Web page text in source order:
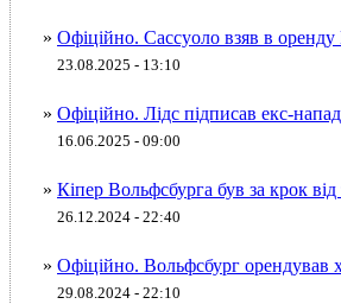
» Офіційно. Сассуоло взяв в
23.08.2025 - 13:10
» Офіційно. Лідс підписав екс-
16.06.2025 - 09:00
» Кіпер Вольфсбурга був за крок
26.12.2024 - 22:40
» Офіційно. Вольфсбург орендував
29.08.2024 - 22:10